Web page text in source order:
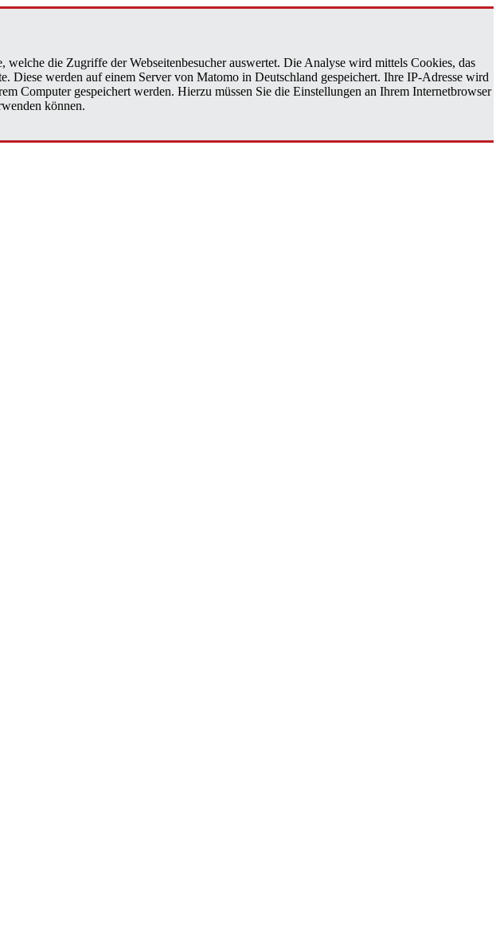
die Zugriffe der Webseitenbesucher auswertet. Die Analyse wird mittels Cookies, das
werden auf einem Server von Matomo in Deutschland gespeichert. Ihre IP-Adresse wird
Computer gespeichert werden. Hierzu müssen Sie die Einstellungen an Ihrem Internetbrowser
können.